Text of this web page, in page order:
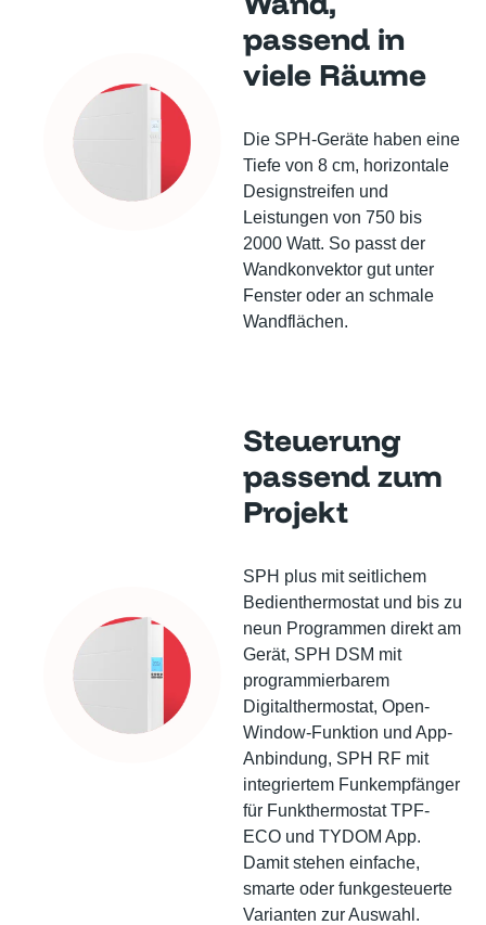
passend in
viele Räume
Die SPH-Geräte haben eine
Tiefe von 8 cm, horizontale
Designstreifen und
Leistungen von 750 bis
2000 Watt. So passt der
Wandkonvektor gut unter
Fenster oder an schmale
Wandflächen.
Steuerung
passend zum
Projekt
SPH plus mit seitlichem
Bedienthermostat und bis zu
neun Programmen direkt am
Gerät, SPH DSM mit
programmierbarem
Digitalthermostat, Open-
Window-Funktion und App-
Anbindung, SPH RF mit
integriertem Funkempfänger
für Funkthermostat TPF-
ECO und TYDOM App.
Damit stehen einfache,
smarte oder funkgesteuerte
Varianten zur Auswahl.